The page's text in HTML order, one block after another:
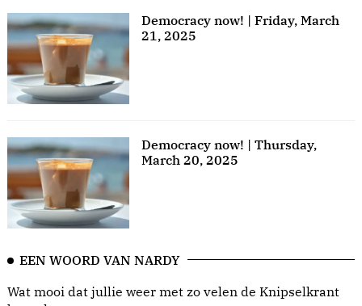
Democracy now! | Friday, March
21, 2025
Democracy now! | Thursday,
March 20, 2025
EEN WOORD VAN NARDY
Wat mooi dat jullie weer met zo velen de Knipselkrant